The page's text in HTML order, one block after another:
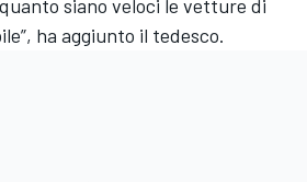
siano veloci le vetture di
ha aggiunto il tedesco.